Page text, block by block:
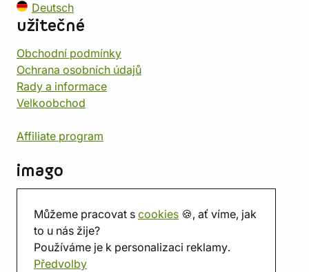
Můžeme pracovat s cookies 🍪, ať víme, jak
to u nás žije?
Používáme je k personalizaci reklamy.
Předvolby
Deutsch
užitečné
Obchodní podmínky
Ochrana osobních údajů
Rady a informace
Velkoobchod
Affiliate program
imago
Prodejna
Herna
O nás
Hodnocení obchodu